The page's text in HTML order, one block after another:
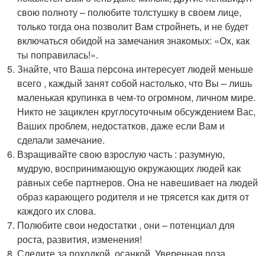
свою полноту – полюбите толстушку в своем лице,
только тогда она позволит Вам стройнеть, и не будет
включаться обидой на замечания знакомых: «Ох, как
ты поправилась!».
Знайте, что Ваша персона интересует людей меньше
всего , каждый занят собой настолько, что Вы – лишь
маленькая крупинка в чем-то огромном, личном мире.
Никто не зациклен круглосуточным обсуждением Вас,
Ваших проблем, недостатков, даже если Вам и
сделали замечание.
Взращивайте свою взрослую часть : разумную,
мудрую, воспринимающую окружающих людей как
равных себе партнеров. Она не навешивает на людей
образ карающего родителя и не трясется как дитя от
каждого их слова.
Полюбите свои недостатки , они – потенциал для
роста, развития, изменения!